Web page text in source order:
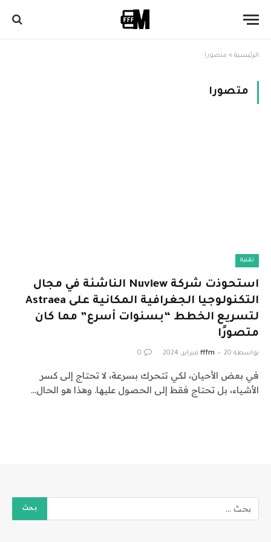
الرئيسية » متصورا
متصورا
تقنية
استحوذت شركة Nuview الناشئة في مجال
التكنولوجيا الجغرافية المكانية على Astraea
لتسريع الخطط “بسنوات أسرع” مما كان
متصورًا
بواسطة fffm 20 فبراير، 2024 0
في بعض الأحيان، لكي تتحرك بسرعة، لا تحتاج إلى كسر
الأشياء، بل تحتاج فقط إلى الحصول عليها. وهذا هو الحال…